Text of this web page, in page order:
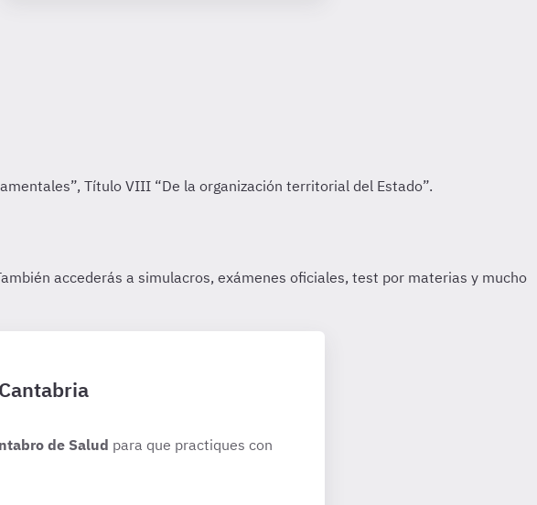
de Salud para que practiques con